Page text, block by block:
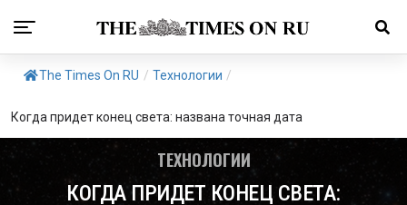
The Times On RU / Технологии /
Когда придет конец света: названа точная дата
ТЕХНОЛОГИИ
КОГДА ПРИДЕТ КОНЕЦ СВЕТА: